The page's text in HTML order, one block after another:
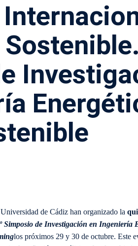
de Cádiz han organizado la
de Investigación en Ingeniería
los próximos 29 y 30 de octubre. Este